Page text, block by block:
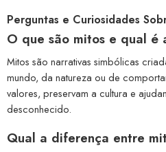
Perguntas e Curiosidades
O que são mitos e qual é
Mitos são narrativas simbólicas
mundo, da natureza ou de
valores, preservam a cultura e
desconhecido.
Qual a diferença entre